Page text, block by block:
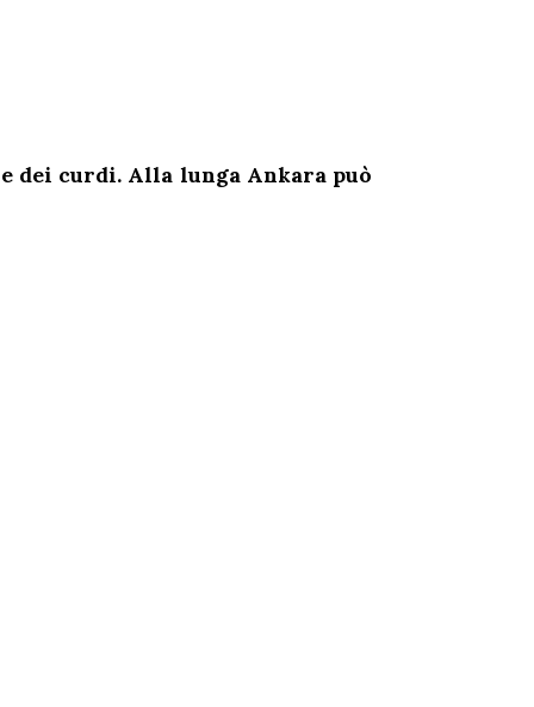
dei curdi. Alla lunga Ankara può